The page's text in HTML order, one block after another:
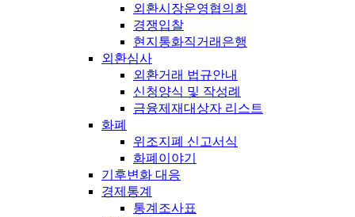
외환시장운영협의회
경쟁입찰
현지통화직거래은행
외환심사
외환거래 법규안내
신청양식 및 작성례
금융제재대상자 리스트
화폐
위조지폐 신고서식
화폐이야기
기후변화 대응
경제통계
통계조사표